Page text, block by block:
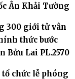
Ân Khải Tường
300 giới tử vân
thức bước
Bửu Lai PL.2570
chức lễ phóng